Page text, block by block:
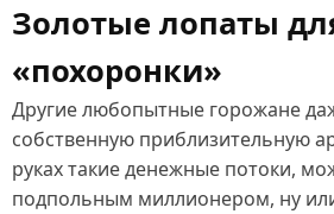
Золотые лопаты
«похоронки»
Другие любопытные горожане
собственную приблизительную
руках такие денежные потоки,
подпольным миллионером, ну